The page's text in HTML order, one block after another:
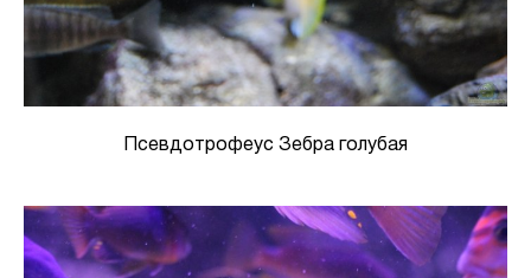
Псевдотрофеус Зебра голубая